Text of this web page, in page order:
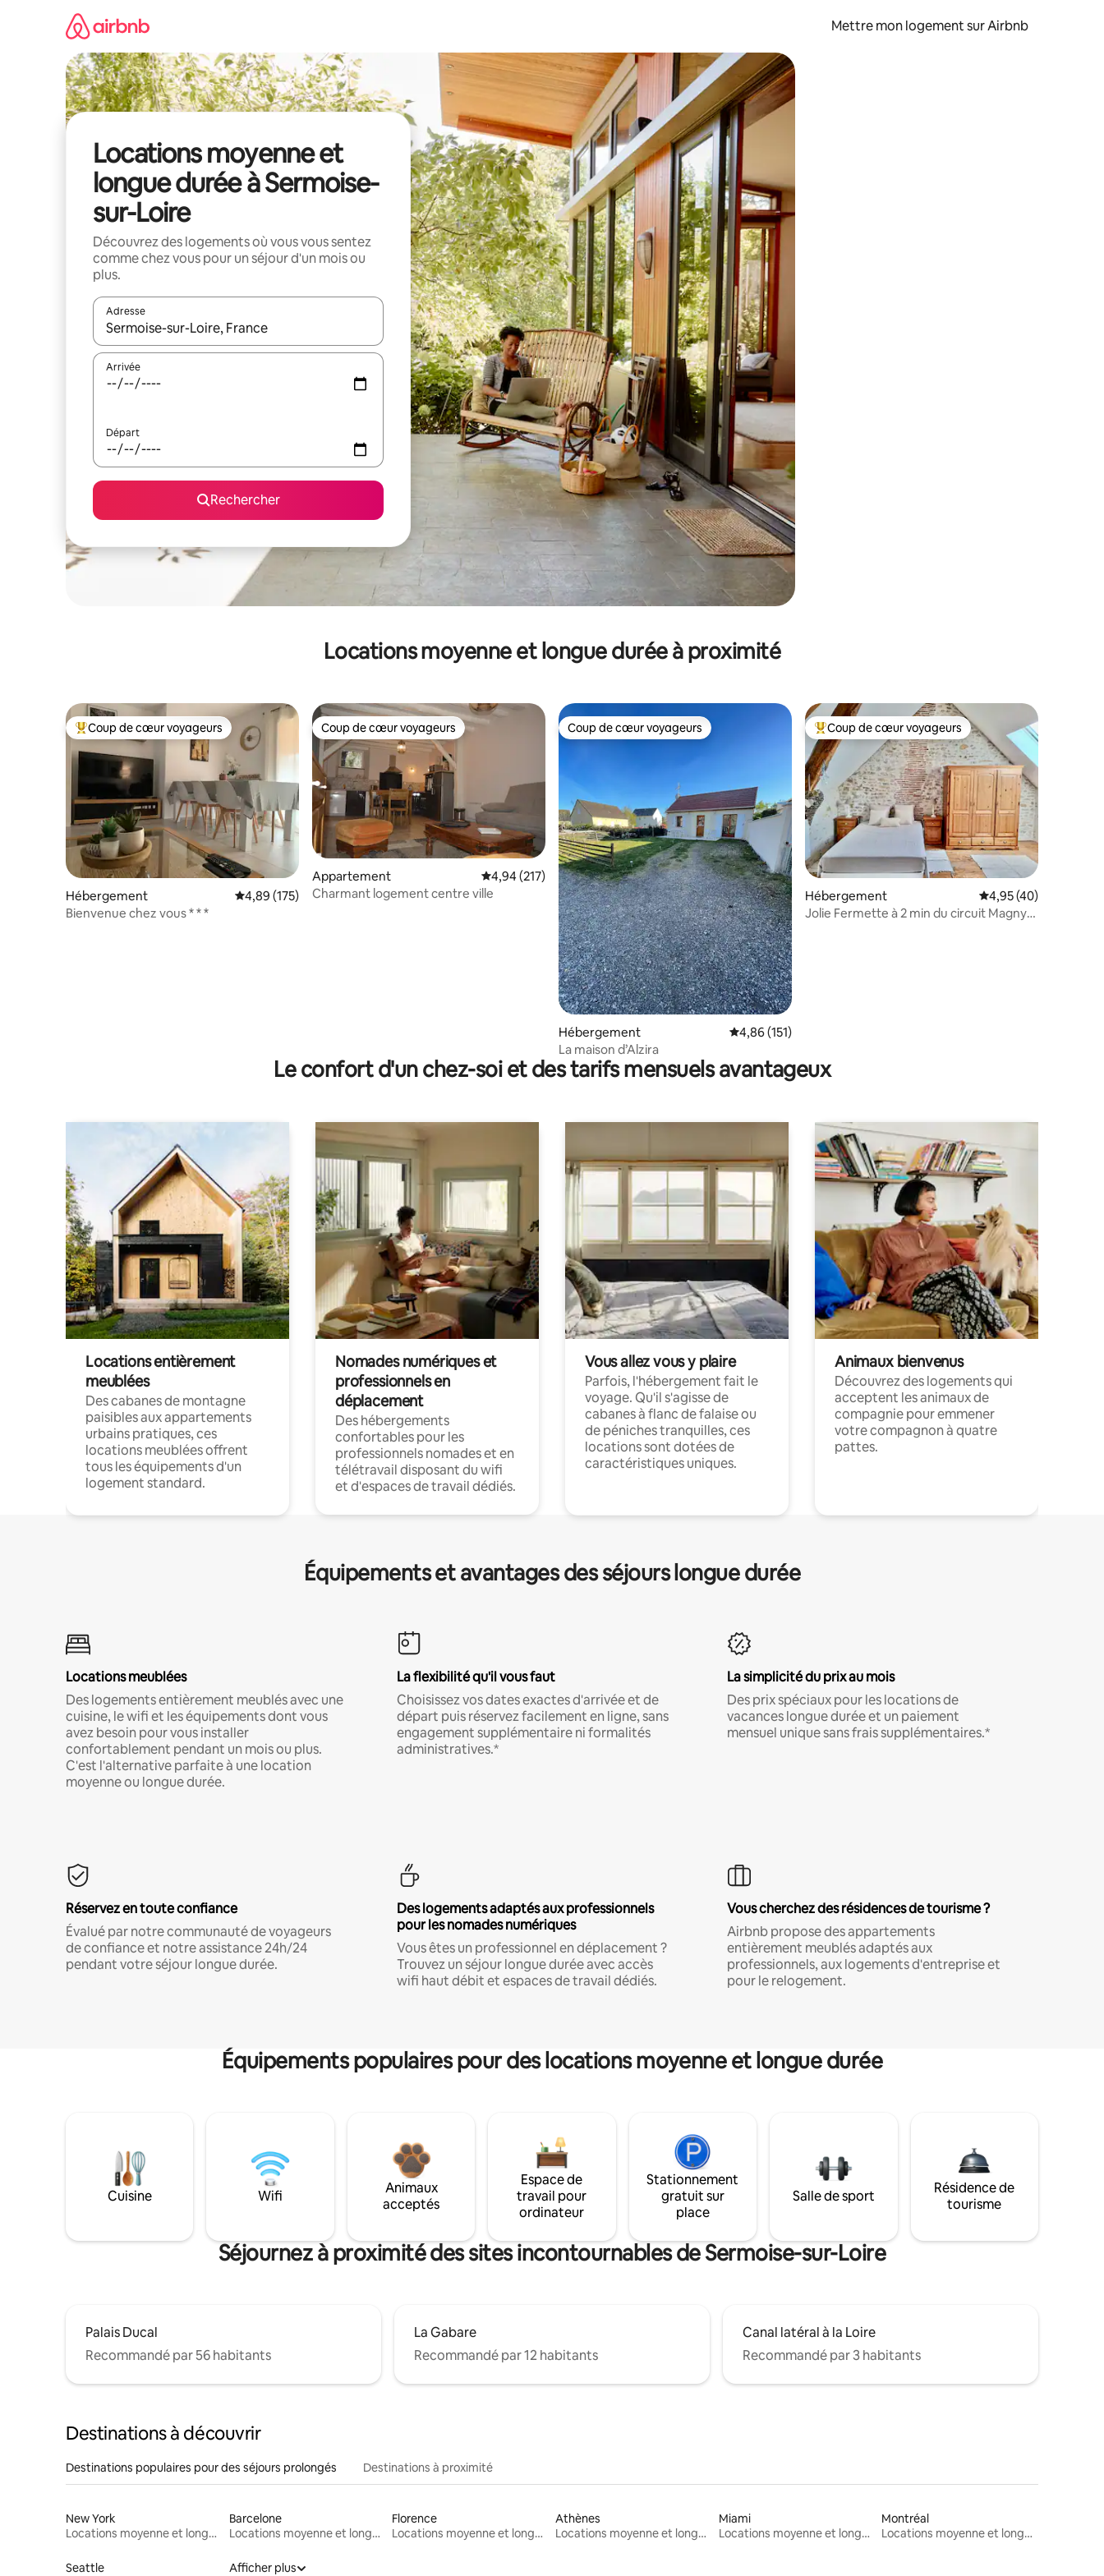
Mettre mon logement sur Airbnb
Locations moyenne et
longue durée à Sermoise-
sur-Loire
Découvrez des logements où vous vous sentez
comme chez vous pour un séjour d'un mois ou
plus.
Adresse
Lorsque les résultats s'affichent, utilisez les flèches vers le haut et vers le bas pour les parcourir ou en appuyant et en faisant glisser.
Arrivée
Départ
Rechercher
Locations moyenne et longue durée à proximité
Coups de cœur voyageurs les plus appréciés
Coup de cœur voyageurs
Hébergement Évaluation moyenne sur la base de 175 commentaires : 4,89 sur 5
4,89 (175)
Bienvenue chez vous * * *
Coup de cœur voyageurs
Coup de cœur voyageurs
Appartement Évaluation moyenne sur la base de 217 commentaires : 4,94 sur 5
4,94 (217)
Charmant logement centre ville
Coup de cœur voyageurs
Coup de cœur voyageurs
Hébergement Évaluation moyenne sur la base de 151 commentaires : 4,86 sur 5
4,86 (151)
La maison d’Alzira
Coups de cœur voyageurs les plus appréciés
Coup de cœur voyageurs
Hébergement Évaluation moyenne
4,95 (40)
Jolie Fermette à 2 min du circuit Magny
Le confort d'un chez-soi et des tarifs mensuels avantageux
Locations entièrement
meublées
Des cabanes de montagne
paisibles aux appartements
urbains pratiques, ces
locations meublées offrent
tous les équipements d'un
logement standard.
Nomades numériques et
professionnels en
déplacement
Des hébergements
confortables pour les
professionnels nomades et en
télétravail disposant du wifi
et d'espaces de travail dédiés.
Vous allez vous y plaire
Parfois, l'hébergement fait le
voyage. Qu'il s'agisse de
cabanes à flanc de falaise ou
de péniches tranquilles, ces
locations sont dotées de
caractéristiques uniques.
Animaux bienvenus
Découvrez des logements qui
acceptent les animaux de
compagnie pour emmener
votre compagnon à quatre
pattes.
Équipements et avantages des séjours longue durée
Locations meublées
Des logements entièrement meublés avec une
cuisine, le wifi et les équipements dont vous
avez besoin pour vous installer
confortablement pendant un mois ou plus.
C'est l'alternative parfaite à une location
moyenne ou longue durée.
La flexibilité qu'il vous faut
Choisissez vos dates exactes d'arrivée et de
départ puis réservez facilement en ligne, sans
engagement supplémentaire ni formalités
administratives.*
La simplicité du prix au mois
Des prix spéciaux pour les locations de
vacances longue durée et un paiement
mensuel unique sans frais supplémentaires.*
Réservez en toute confiance
Évalué par notre communauté de voyageurs
de confiance et notre assistance 24h/24
pendant votre séjour longue durée.
Des logements adaptés aux professionnels
pour les nomades numériques
Vous êtes un professionnel en déplacement ?
Trouvez un séjour longue durée avec accès
wifi haut débit et espaces de travail dédiés.
Vous cherchez des résidences de tourisme ?
Airbnb propose des appartements
entièrement meublés adaptés aux
professionnels, aux logements d'entreprise et
pour le relogement.
Équipements populaires pour des locations moyenne et longue durée
Cuisine Wifi
Animaux
acceptés
Espace de
travail pour
ordinateur
Stationnement
gratuit sur
place
Salle de sport
Résidence de
tourisme
Séjournez à proximité des sites incontournables de Sermoise-sur-Loire
Palais Ducal
Recommandé par 56 habitants
La Gabare
Recommandé par 12 habitants
Canal latéral à la Loire
Recommandé par 3 habitants
Destinations à découvrir
Destinations populaires pour des séjours prolongés Destinations à proximité
New York
Locations moyenne et longue durée
Barcelone
Locations moyenne et longue durée
Florence
Locations moyenne et longue durée
Athènes
Locations moyenne et longue durée
Miami
Locations moyenne et longue durée
Montréal
Locations moyenne et longue durée
Seattle
Afficher plus